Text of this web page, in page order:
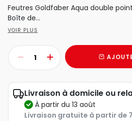
Feutres Goldfaber Aqua double
Boîte de...
VOIR PLUS
Livraison à domicile ou
à partir du 13 août
Livraison gratuite à partir de